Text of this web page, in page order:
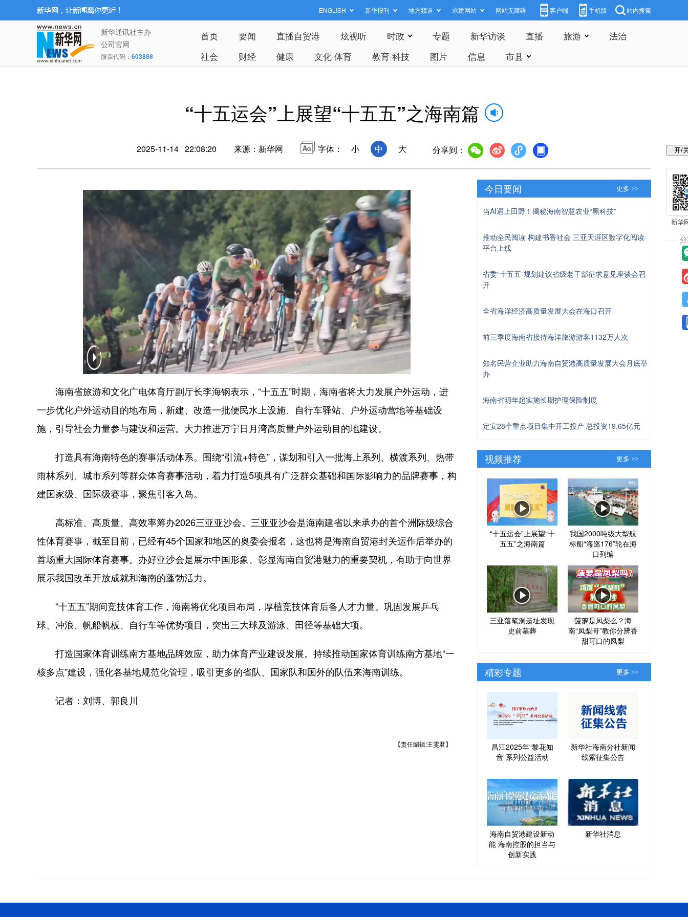
ENGLISH 新华报刊 地方频道 承建网站 网站无障碍 客户端 手机版 站内搜索
新华通讯社主办
公司官网
股票代码： 603888
首页 要闻 直播自贸港 炫视听 时政 专题 新华访谈 直播 旅游
法治
社会
财经 健康 文化·体育 教育·科技 图片 信息 市县
“十五运会”上展望“十五五”之海南篇
2025-11-14 22:08:20 来源：新华网 字体： 小 中 大 分享到：
海南省旅游和文化广电体育厅副厅长李海钢表示，“十五五”时期，海南省将大力发展户外运动，进
一步优化户外运动目的地布局，新建、改造一批便民水上设施、自行车驿站、户外运动营地等基础设
施，引导社会力量参与建设和运营。大力推进万宁日月湾高质量户外运动目的地建设。
打造具有海南特色的赛事活动体系。围绕“引流+特色”，谋划和引入一批海上系列、横渡系列、热带
雨林系列、城市系列等群众体育赛事活动，着力打造5项具有广泛群众基础和国际影响力的品牌赛事，构
建国家级、国际级赛事，聚焦引客入岛。
高标准、高质量、高效率筹办2026三亚亚沙会。三亚亚沙会是海南建省以来承办的首个洲际级综合
性体育赛事，截至目前，已经有45个国家和地区的奥委会报名，这也将是海南自贸港封关运作后举办的
首场重大国际体育赛事。办好亚沙会是展示中国形象、彰显海南自贸港魅力的重要契机，有助于向世界
展示我国改革开放成就和海南的蓬勃活力。
“十五五”期间竞技体育工作，海南将优化项目布局，厚植竞技体育后备人才力量。巩固发展乒乓
球、冲浪、帆船帆板、自行车等优势项目，突出三大球及游泳、田径等基础大项。
打造国家体育训练南方基地品牌效应，助力体育产业建设发展。持续推动国家体育训练南方基地“一
核多点”建设，强化各基地规范化管理，吸引更多的省队、国家队和国外的队伍来海南训练。
记者：刘博、郭良川
【责任编辑:王雯君】
今日要闻 更多 >>
当AI遇上田野！揭秘海南智慧农业“黑科技”
推动全民阅读 构建书香社会 三亚天涯区数字化阅读
平台上线
省委“十五五”规划建议省级老干部征求意见座谈会召
开
全省海洋经济高质量发展大会在海口召开
前三季度海南省接待海洋旅游游客1132万人次
知名民营企业助力海南自贸港高质量发展大会月底举
办
海南省明年起实施长期护理保险制度
定安28个重点项目集中开工投产 总投资19.65亿元
视频推荐 更多 >>
“十五运会”上展望“十
五五”之海南篇
我国2000吨级大型航
标船“海巡176”轮在海
口列编
三亚落笔洞遗址发现
史前墓葬
菠萝是凤梨么？海
南“凤梨哥”教你分辨香
甜可口的凤梨
精彩专题 更多 >>
昌江2025年“黎花知
音”系列公益活动
新华社海南分社新闻
线索征集公告
海南自贸港建设新动
能 海南控股的担当与
创新实践
新华社消息